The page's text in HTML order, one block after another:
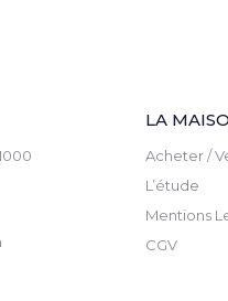
LA
Acheter /
L’étude
Mentions
CGV